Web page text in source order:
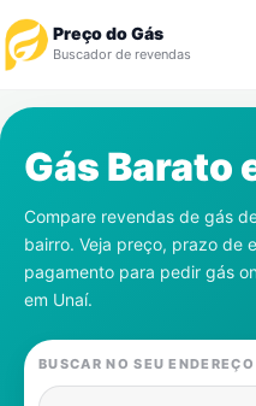
Preço do Gás
Buscador de revendas
Notícias
Gás
Gás Barato
Compare revendas de gás
bairro. Veja preço, prazo de
pagamento para pedir gás
em Unaí.
BUSCAR NO SEU ENDEREÇO